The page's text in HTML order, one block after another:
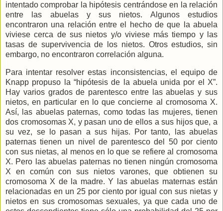
intentado comprobar la hipótesis centrándose en la relación
entre las abuelas y sus nietos. Algunos estudios
encontraron una relación entre el hecho de que la abuela
viviese cerca de sus nietos y/o viviese más tiempo y las
tasas de supervivencia de los nietos. Otros estudios, sin
embargo, no encontraron correlación alguna.
Para intentar resolver estas inconsistencias, el equipo de
Knapp propuso la “hipótesis de la abuela unida por el X”.
Hay varios grados de parentesco entre las abuelas y sus
nietos, en particular en lo que concierne al cromosoma X.
Así, las abuelas paternas, como todas las mujeres, tienen
dos cromosomas X, y pasan uno de ellos a sus hijos que, a
su vez, se lo pasan a sus hijas. Por tanto, las abuelas
paternas tienen un nivel de parentesco del 50 por ciento
con sus nietas, al menos en lo que se refiere al cromosoma
X. Pero las abuelas paternas no tienen ningún cromosoma
X en común con sus nietos varones, que obtienen su
cromosoma X de la madre. Y las abuelas maternas están
relacionadas en un 25 por ciento por igual con sus nietas y
nietos en sus cromosomas sexuales, ya que cada uno de